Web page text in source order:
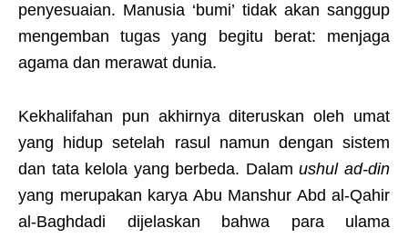
penyesuaian. Manusia ‘bumi’ tidak akan sanggup
mengemban tugas yang begitu berat: menjaga
agama dan merawat dunia.
Kekhalifahan pun akhirnya diteruskan oleh umat
yang hidup setelah rasul namun dengan sistem
dan tata kelola yang berbeda. Dalamushul ad-din
yang merupakan karya Abu Manshur Abd al-Qahir
al-Baghdadi dijelaskan bahwa para ulama